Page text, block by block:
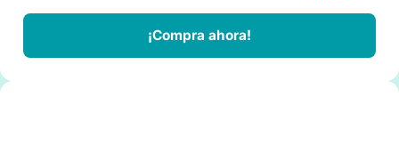
¡Compra ahora!